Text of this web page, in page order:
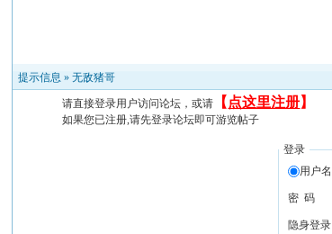
提示信息 »无敌猪哥
请直接登录用户访问论坛，或请 【 点这里注册】
如果您已注册,请先登录论坛即可游览帖子
登录
用户名
密 码
隐身登录